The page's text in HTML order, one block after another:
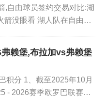
。补赛由皇马在主场迎
修斯传中，本泽马门前
里奇助攻本泽马禁区
26-阿图尔贝、21-迪亚
，奥克兰大学最新...
,自由球员签约交易对比:湖
箭没眼看 湖人队在自由球
。湖人队签约情况总经理佩
笔关键签约：3年...
赖堡,布拉加vs弗赖堡
积分 1、截至2025年10月
- 2026赛季欧罗巴联赛部